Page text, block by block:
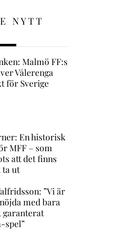
NYTT
Malmö FF:s
Vålerenga
för Sverige
En historisk
MFF – som
att det finns
ta ut
”Vi är
med bara
garanterat
spel”